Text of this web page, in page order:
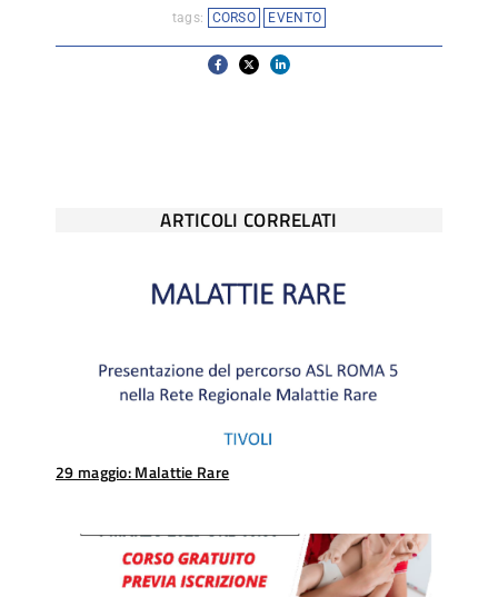
tags:
CORSO EVENTO
ARTICOLI CORRELATI
29 maggio: Malattie Rare